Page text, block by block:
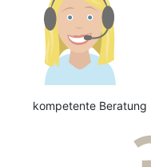
kompetente Beratung